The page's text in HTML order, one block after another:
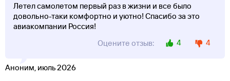
Летел самолетом первый раз в жизни и все было
довольно-таки комфортно и уютно! Спасибо за это
авиакомпании Россия!
Оцените отзыв:
4 4
Аноним, июль 2026